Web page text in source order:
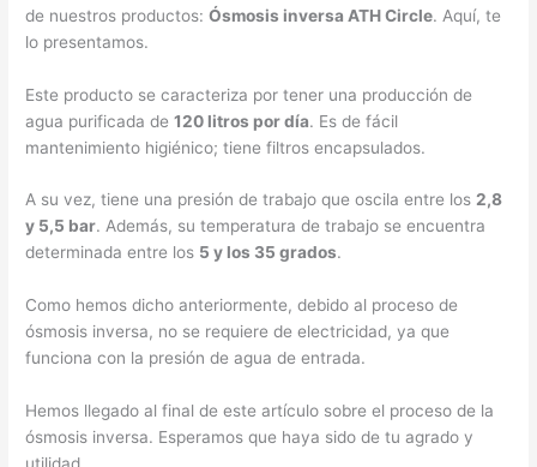
de nuestros productos:Ósmosis inversa ATH Circle. Aquí, te
lo presentamos.
Este producto se caracteriza por tener una producción de
agua purificada de120 litros por día. Es de fácil
mantenimiento higiénico; tiene filtros encapsulados.
A su vez, tiene una presión de trabajo que oscila entre los2,8
y 5,5 bar. Además, su temperatura de trabajo se encuentra
determinada entre los 5 y los 35 grados.
Como hemos dicho anteriormente, debido al proceso de
ósmosis inversa, no se requiere de electricidad, ya que
funciona con la presión de agua de entrada.
Hemos llegado al final de este artículo sobre el proceso de la
ósmosis inversa. Esperamos que haya sido de tu agrado y